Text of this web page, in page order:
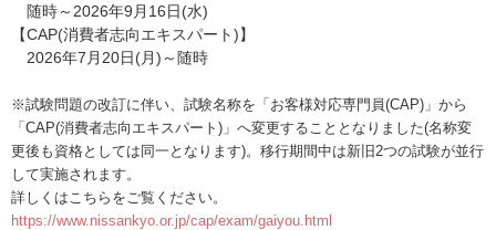
随時～2026年9月16日(水)
【CAP(消費者志向エキスパート)】
2026年7月20日(月)～随時
※試験問題の改訂に伴い、試験名称を「お客様対応専門員(CAP)」から
「CAP(消費者志向エキスパート)」へ変更することとなりました(名称変
更後も資格としては同一となります)。移行期間中は新旧2つの試験が並行
して実施されます。
詳しくはこちらをご覧ください。
https://www.nissankyo.or.jp/cap/exam/gaiyou.html